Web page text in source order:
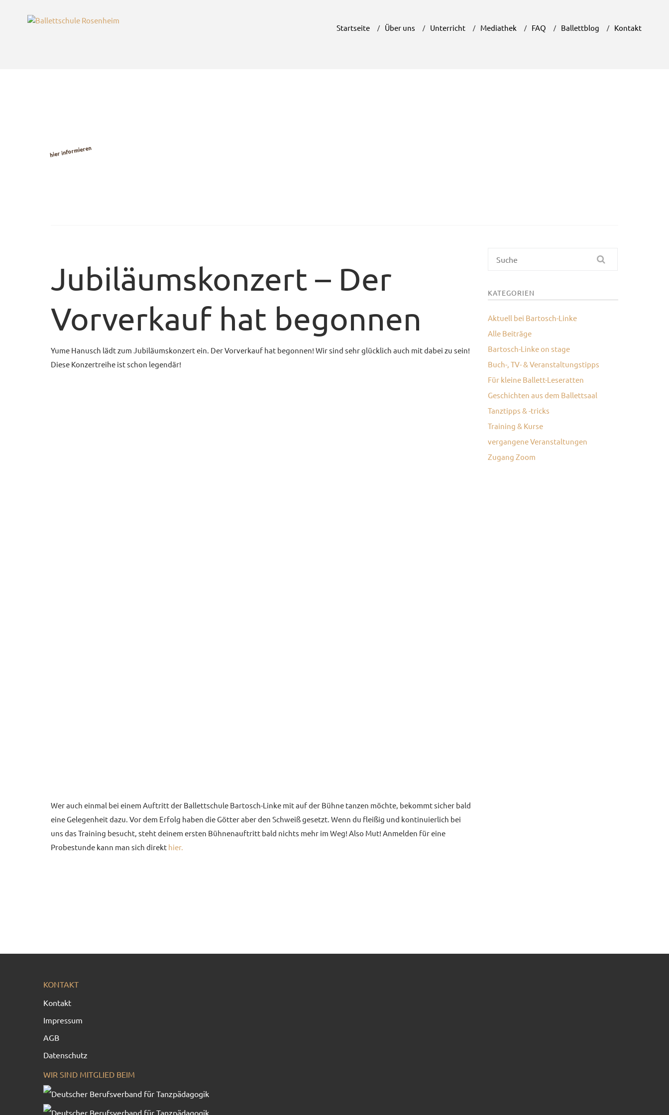
Startseite Über uns Unterricht Mediathek FAQ Ballettblog Kontakt
Probestunden
hier informieren
Jubiläumskonzert – Der
Vorverkauf hat begonnen
Yume Hanusch lädt zum Jubiläumskonzert ein. Der Vorverkauf hat begonnen! Wir sind sehr glücklich auch mit dabei zu sein!
Diese Konzertreihe ist schon legendär!
Wer auch einmal bei einem Auftritt der Ballettschule Bartosch-Linke mit auf der Bühne tanzen möchte, bekommt sicher bald
eine Gelegenheit dazu. Vor dem Erfolg haben die Götter aber den Schweiß gesetzt. Wenn du fleißig und kontinuierlich bei
uns das Training besucht, steht deinem ersten Bühnenauftritt bald nichts mehr im Weg! Also Mut! Anmelden für eine
Probestunde kann man sich direkt hier.
Suche
KATEGORIEN
Aktuell bei Bartosch-Linke
Alle Beiträge
Bartosch-Linke on stage
Buch-, TV- & Veranstaltungstipps
Für kleine Ballett-Leseratten
Geschichten aus dem Ballettsaal
Tanztipps & -tricks
Training & Kurse
vergangene Veranstaltungen
Zugang Zoom
KONTAKT
Kontakt
Impressum
AGB
Datenschutz
WIR SIND MITGLIED BEIM